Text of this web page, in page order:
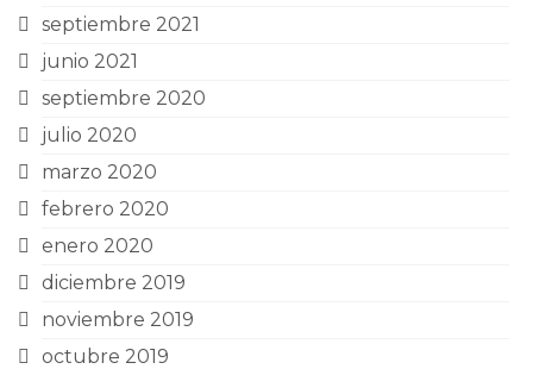
septiembre 2021
junio 2021
septiembre 2020
julio 2020
marzo 2020
febrero 2020
enero 2020
diciembre 2019
noviembre 2019
octubre 2019